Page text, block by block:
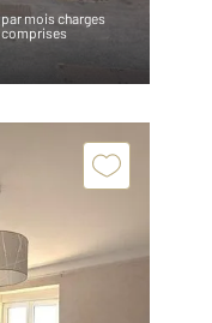
par mois charges
comprises